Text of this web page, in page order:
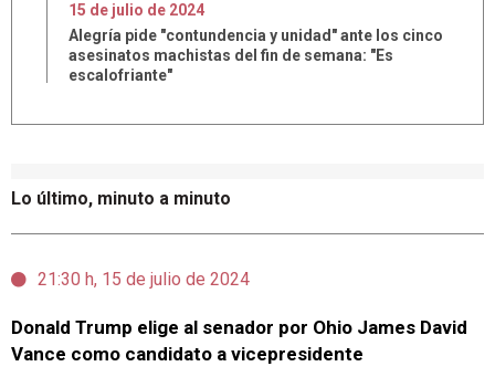
Lo último, minuto a minuto
21:30 h, 15 de julio de 2024
Donald Trump elige al senador por Ohio James David
Vance como candidato a vicepresidente
15 de julio de 2024
Alegría pide "contundencia y unidad" ante los cinco
asesinatos machistas del fin de semana: "Es
escalofriante"